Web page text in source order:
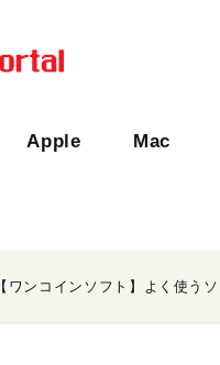
Apple Mac
【ワンコインソフト】よく使う